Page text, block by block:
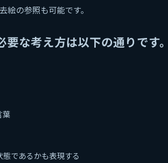
の参照も可能です。
な考え方は以下の通りです。
葉
であるかも表現する